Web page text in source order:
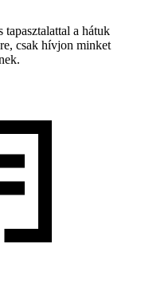
tapasztalattal a hátuk
csak hívjon minket